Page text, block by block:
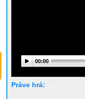
00:00
Práve hrá: